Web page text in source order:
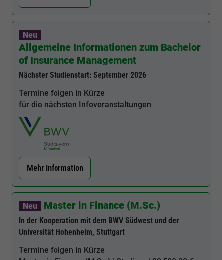
Neu
Allgemeine Informationen zum Bachelor
of Insurance Management
Nächster Studienstart: September 2026
Termine folgen in Kürze
für die nächsten Infoveranstaltungen
Mehr Information
Neu Master in Finance (M.Sc.)
In der Kooperation mit dem BWV Südwest und der
Universität Hohenheim, Stuttgart
Termine folgen in Kürze